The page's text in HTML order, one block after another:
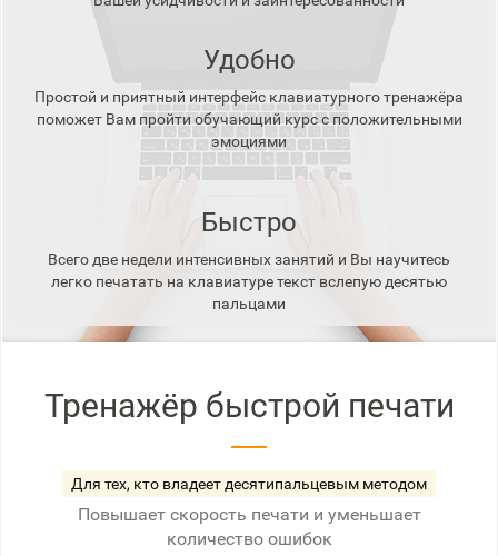
Удобно
Простой и приятный интерфейс клавиатурного тренажёра
поможет Вам пройти обучающий курс с положительными
эмоциями
Быстро
Всего две недели интенсивных занятий и Вы научитесь
легко печатать на клавиатуре текст вслепую десятью
пальцами
Тренажёр быстрой печати
Для тех, кто владеет десятипальцевым методом
Повышает скорость печати и уменьшает
количество ошибок